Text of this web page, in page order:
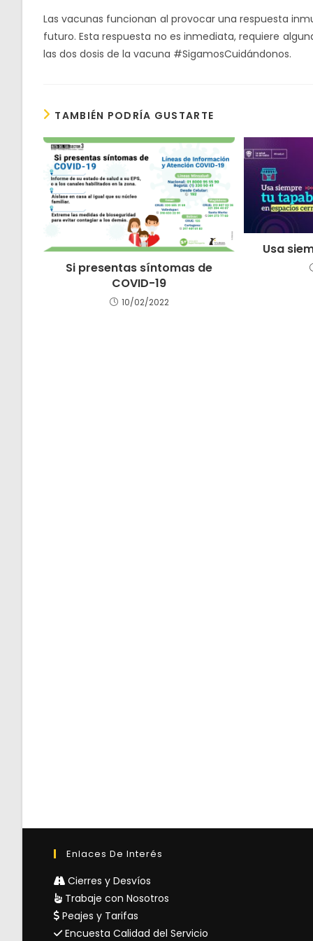
Las vacunas funcionan al provocar una respuesta
futuro. Esta respuesta no es inmediata, requiere
las dos dosis de la vacuna #SigamosCuidándonos.
TAMBIÉN PODRÍA GUSTARTE
Si presentas síntomas de
COVID-19
10/02/2022
Usa
Enlaces De Interés
Cierres y Desvíos
Trabaje con Nosotros
Peajes y Tarifas
Encuesta Calidad del Servicio